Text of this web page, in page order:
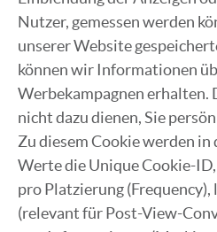
Nutzer, gemessen werden
unserer Website
können wir Informationen
Werbekampagnen erhalten.
nicht dazu dienen, Sie
Zu diesem Cookie werden in
Werte die Unique Cookie-
pro Platzierung
(relevant für Post-View-